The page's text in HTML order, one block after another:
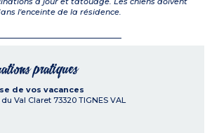
l'enceinte de la résidence.
pratiques
de vos vacances
du Val Claret 73320 TIGNES VAL